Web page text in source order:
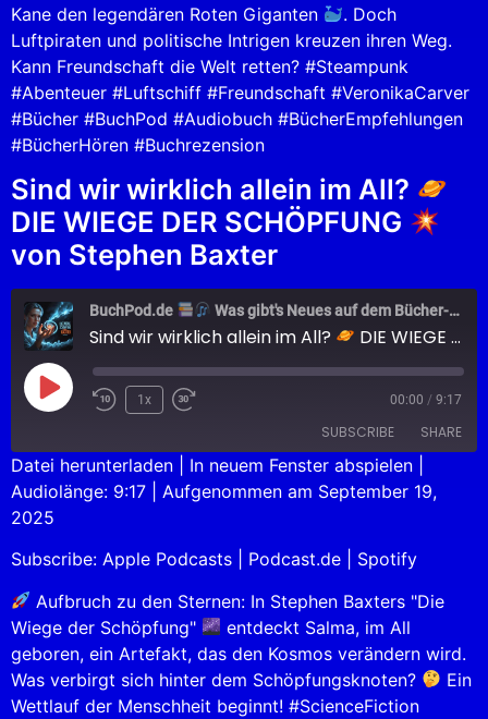
Kane den legendären Roten Giganten
. Doch
Luftpiraten und politische Intrigen kreuzen ihren Weg.
Kann Freundschaft die Welt retten? #Steampunk
#Abenteuer #Luftschiff #Freundschaft #VeronikaCarver
#Bücher #BuchPod #Audiobuch #BücherEmpfehlungen
#BücherHören #Buchrezension
Sind wir wirklich allein im All?
DIE WIEGE DER SCHÖPFUNG
von Stephen Baxter
BuchPod.de Was gibt's Neues auf dem Bücher-Markt?
Sind wir wirklich allein im All? DIE WIEGE DER SCHÖPFUNG
1x 00:00 / 9:17
SUBSCRIBE SHARE
Apple Podcasts Podcast.de
RSS FEED
SHARE
EMBED
Datei herunterladen In neuem Fenster abspielen
Audiolänge: 9:17
Aufgenommen am September 19,
2025
Subscribe: Apple Podcasts Podcast.de
Spotify
Aufbruch zu den Sternen: In Stephen Baxters "Die
Wiege der Schöpfung"
entdeckt Salma, im All
geboren, ein Artefakt, das den Kosmos verändern wird.
Was verbirgt sich hinter dem Schöpfungsknoten?
Ein
Wettlauf der Menschheit beginnt! #ScienceFiction